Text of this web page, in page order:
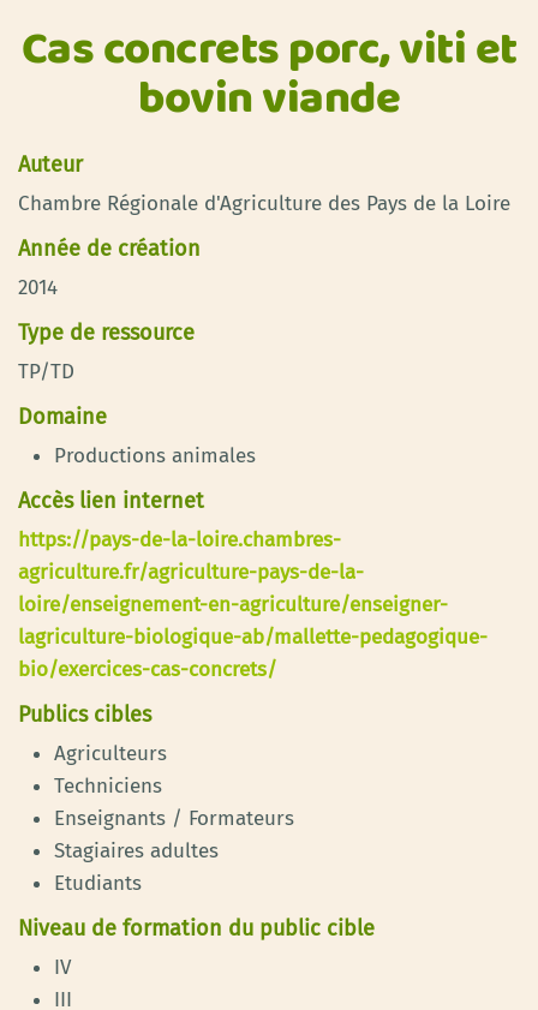
Cas concrets porc, viti et
bovin viande
Auteur
Chambre Régionale d'Agriculture des Pays de la Loire
Année de création
2014
Type de ressource
TP/TD
Domaine
Productions animales
Accès lien internet
https://pays-de-la-loire.chambres-
agriculture.fr/agriculture-pays-de-la-
loire/enseignement-en-agriculture/enseigner-
lagriculture-biologique-ab/mallette-pedagogique-
bio/exercices-cas-concrets/
Publics cibles
Agriculteurs
Techniciens
Enseignants / Formateurs
Stagiaires adultes
Etudiants
Niveau de formation du public cible
IV
III